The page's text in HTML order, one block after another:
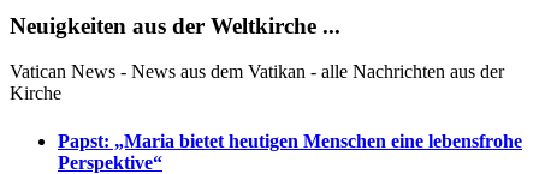
Neuigkeiten aus der Weltkirche ...
Vatican News - News aus dem Vatikan - alle Nachrichten aus der
Kirche
Papst: „Maria bietet heutigen Menschen eine lebensfrohe
Perspektive“